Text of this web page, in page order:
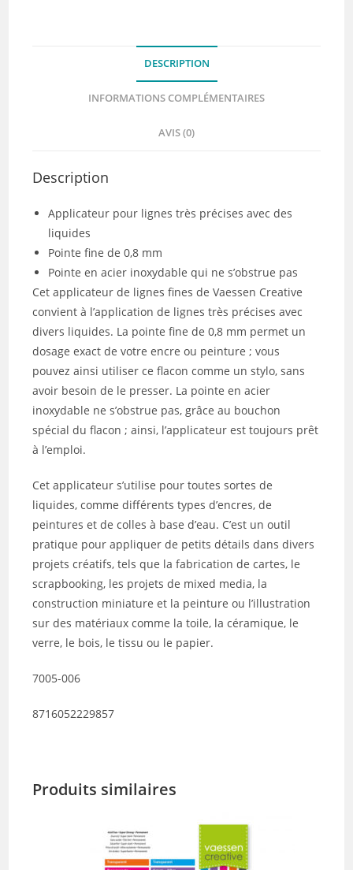
DESCRIPTION
INFORMATIONS COMPLÉMENTAIRES
AVIS (0)
Description
Applicateur pour lignes très précises avec des
liquides
Pointe fine de 0,8 mm
Pointe en acier inoxydable qui ne s’obstrue pas
Cet applicateur de lignes fines de Vaessen Creative
convient à l’application de lignes très précises avec
divers liquides. La pointe fine de 0,8 mm permet un
dosage exact de votre encre ou peinture ; vous
pouvez ainsi utiliser ce flacon comme un stylo, sans
avoir besoin de le presser. La pointe en acier
inoxydable ne s’obstrue pas, grâce au bouchon
spécial du flacon ; ainsi, l’applicateur est toujours prêt
à l’emploi.
Cet applicateur s’utilise pour toutes sortes de
liquides, comme différents types d’encres, de
peintures et de colles à base d’eau. C’est un outil
pratique pour appliquer de petits détails dans divers
projets créatifs, tels que la fabrication de cartes, le
scrapbooking, les projets de mixed media, la
construction miniature et la peinture ou l’illustration
sur des matériaux comme la toile, la céramique, le
verre, le bois, le tissu ou le papier.
7005-006
8716052229857
Produits similaires